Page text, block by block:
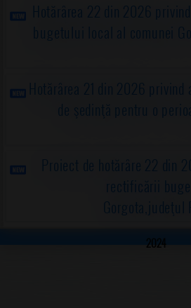
Hotărârea 22 din 2026
bugetului local al comunei
Hotărârea 21 din 2026 privind
de şedinţă pentru o
Proiect de hotărâre 22 din
rectificării
2024